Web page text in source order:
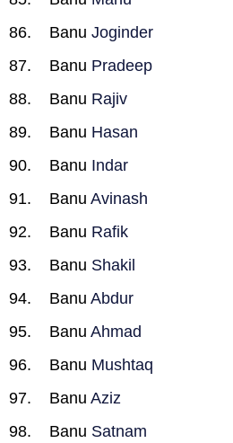
Banu Joginder
Banu Pradeep
Banu Rajiv
Banu Hasan
Banu Indar
Banu Avinash
Banu Rafik
Banu Shakil
Banu Abdur
Banu Ahmad
Banu Mushtaq
Banu Aziz
Banu Satnam